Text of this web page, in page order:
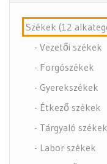
Székek (12
- Vezetői székek
- Forgószékek
- Gyerekszékek
- Étkező székek
- Tárgyaló székek
- Labor székek